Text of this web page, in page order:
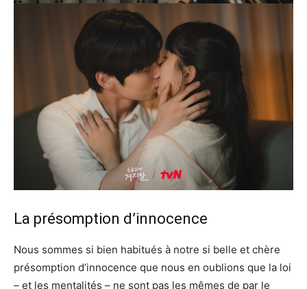
La présomption d’innocence
Nous sommes si bien habitués à notre si belle et chère
présomption d’innocence que nous en oublions que la loi
– et les mentalités – ne sont pas les mêmes de par le